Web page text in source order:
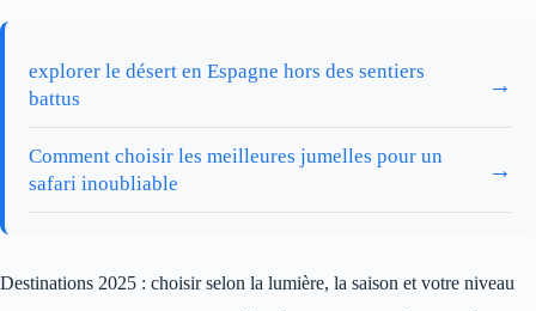
explorer le désert en Espagne hors des sentiers
battus
→
Comment choisir les meilleures jumelles pour un
safari inoubliable
→
Destinations 2025 : choisir selon la lumière, la saison et votre niveau